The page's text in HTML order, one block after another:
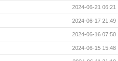
2024-06-21 06:21
2024-06-17 21:49
2024-06-16 07:50
2024-06-15 15:48